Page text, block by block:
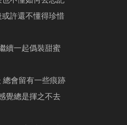
或許還不懂得珍惜
續一起僞裝甜蜜
總會留有一些痕跡
覺總是揮之不去